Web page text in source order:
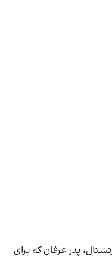
پدر عرفان که برای